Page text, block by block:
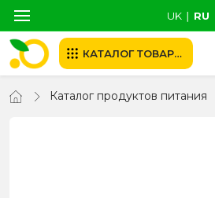
UK ∣ RU
КАТАЛОГ ТОВАРОВ
Каталог продуктов питания